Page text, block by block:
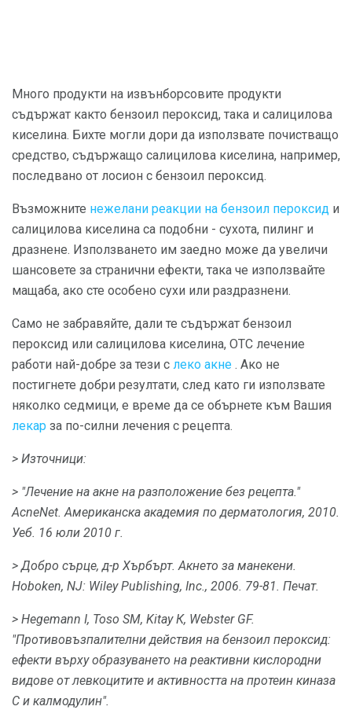
Много продукти на извънборсовите продукти
съдържат както бензоил пероксид, така и салицилова
киселина. Бихте могли дори да използвате почистващо
средство, съдържащо салицилова киселина, например,
последвано от лосион с бензоил пероксид.
Възможните нежелани реакции на бензоил пероксид и
салицилова киселина са подобни - сухота, пилинг и
дразнене. Използването им заедно може да увеличи
шансовете за странични ефекти, така че използвайте
мащаба, ако сте особено сухи или раздразнени.
Само не забравяйте, дали те съдържат бензоил
пероксид или салицилова киселина, OTC лечение
работи най-добре за тези с леко акне . Ако не
постигнете добри резултати, след като ги използвате
няколко седмици, е време да се обърнете към Вашия
лекар за по-силни лечения с рецепта.
> Източници:
> "Лечение на акне на разположение без рецепта."
AcneNet. Американска академия по дерматология, 2010.
Уеб. 16 юли 2010 г.
> Добро сърце, д-р Хърбърт. Акнето за манекени.
Hoboken, NJ: Wiley Publishing, Inc., 2006. 79-81. Печат.
> Hegemann I, Toso SM, Kitay К, Webster GF.
"Противовъзпалителни действия на бензоил пероксид:
ефекти върху образуването на реактивни кислородни
видове от левкоцитите и активността на протеин киназа
С и калмодулин".